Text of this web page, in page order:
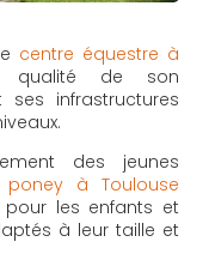
centre équestre à
de son
infrastructures
des jeunes
poney à Toulouse
les enfants et
à leur taille et